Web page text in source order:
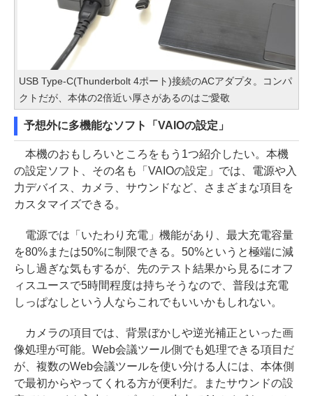
USB Type-C(Thunderbolt 4ポート)接続のACアダプタ。コンパ
クトだが、本体の2倍近い厚さがあるのはご愛敬
予想外に多機能なソフト「VAIOの設定」
本機のおもしろいところをもう1つ紹介したい。本機
の設定ソフト、その名も「VAIOの設定」では、電源や入
力デバイス、カメラ、サウンドなど、さまざまな項目を
カスタマイズできる。
電源では「いたわり充電」機能があり、最大充電容量
を80%または50%に制限できる。50%というと極端に減
らし過ぎな気もするが、先のテスト結果から見るにオフ
ィスユースで5時間程度は持ちそうなので、普段は充電
しっぱなしという人ならこれでもいいかもしれない。
カメラの項目では、背景ぼかしや逆光補正といった画
像処理が可能。Web会議ツール側でも処理できる項目だ
が、複数のWeb会議ツールを使い分ける人には、本体側
で最初からやってくれる方が便利だ。またサウンドの設